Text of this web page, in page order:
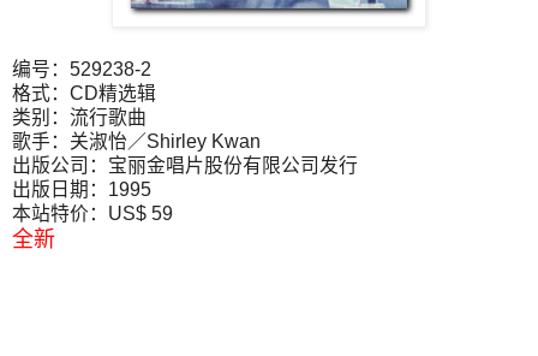
编号：529238-2
格式：CD精选辑
类别：流行歌曲
歌手：关淑怡／Shirley Kwan
出版公司：宝丽金唱片股份有限公司发行
出版日期：1995
本站特价：US$ 59
全新